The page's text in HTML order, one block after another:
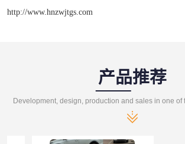
http://www.hnzwjtgs.com
产品推荐